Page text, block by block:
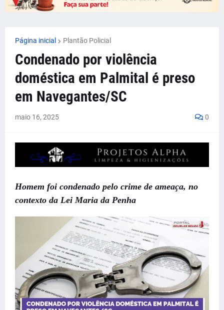
Página inicial Plantão Policial
Condenado por violência
doméstica em Palmital é preso
em Navegantes/SC
maio 16, 2025 0
Homem foi condenado pelo crime de ameaça, no
contexto da Lei Maria da Penha